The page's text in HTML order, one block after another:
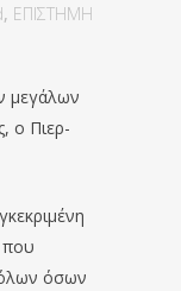
, ΕΠΙΣΤΗΜΗ
μεγάλων
ο Πιερ-
που
όσων